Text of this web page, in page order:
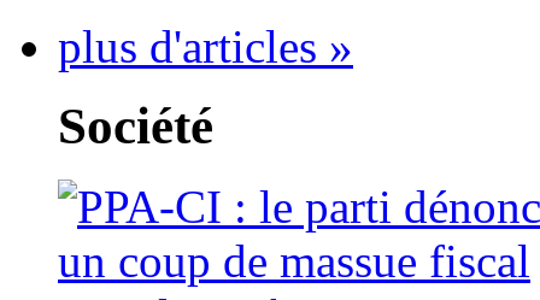
plus d'articles »
Société